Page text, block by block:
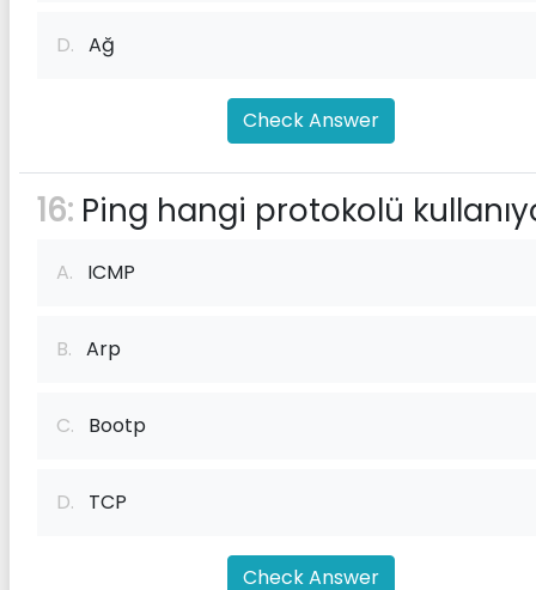
D. Ağ
Check Answer
16: Ping hangi protokolü
A. ICMP
B. Arp
C. Bootp
D. TCP
Check Answer